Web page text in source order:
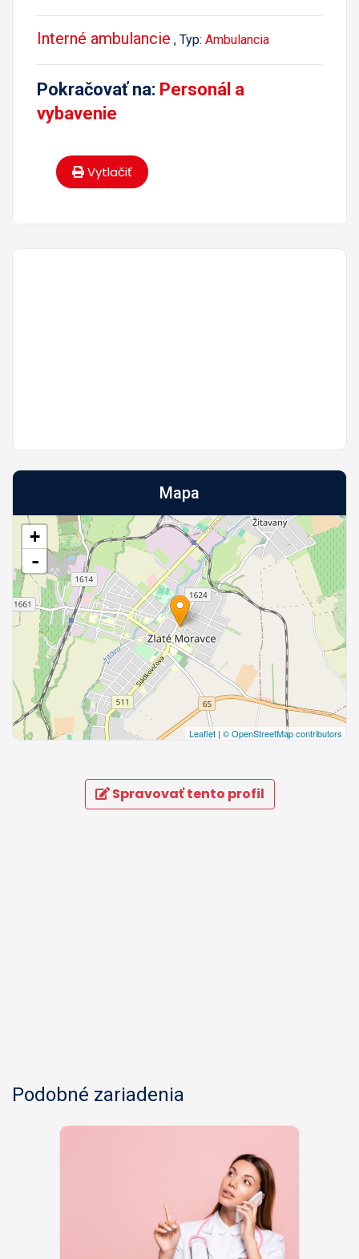
Interné ambulancie , Typ: Ambulancia
Pokračovať na: Personál a
vybavenie
Vytlačiť
Mapa
+
-
Leaflet | © OpenStreetMap contributors
Spravovať tento profil
Podobné zariadenia